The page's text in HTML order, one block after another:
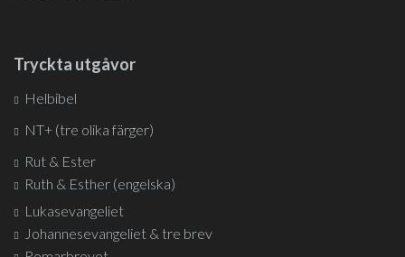
Tryckta utgåvor
Helbibel
NT+ (tre olika färger)
Rut & Ester
Ruth & Esther (engelska)
Lukasevangeliet
Johannesevangeliet & tre brev